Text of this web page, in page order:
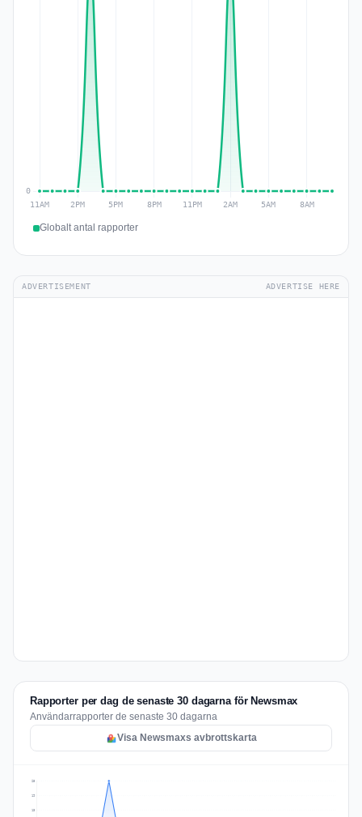
Globalt antal rapporter
ADVERTISEMENT ADVERTISE HERE
Rapporter per dag de senaste 30 dagarna för Newsmax
Användarrapporter de senaste 30 dagarna
Visa Newsmaxs avbrottskarta
13
19
25